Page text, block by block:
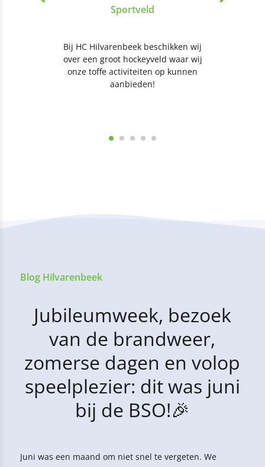
Sportveld
Bij HC Hilvarenbeek beschikken wij
over een groot hockeyveld waar wij
onze toffe activiteiten op kunnen
aanbieden!
Blog Hilvarenbeek
Jubileumweek, bezoek
van de brandweer,
zomerse dagen en volop
speelplezier: dit was juni
bij de BSO!🎉
Juni was een maand om niet snel te vergeten. We